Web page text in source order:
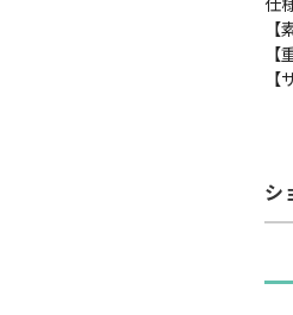
仕
【
シ